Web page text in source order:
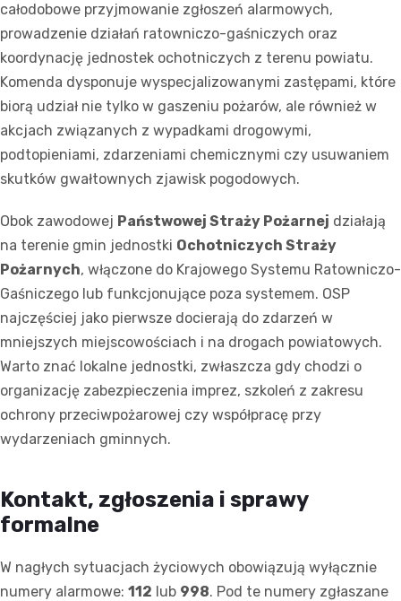
całodobowe przyjmowanie zgłoszeń alarmowych,
prowadzenie działań ratowniczo-gaśniczych oraz
koordynację jednostek ochotniczych z terenu powiatu.
Komenda dysponuje wyspecjalizowanymi zastępami, które
biorą udział nie tylko w gaszeniu pożarów, ale również w
akcjach związanych z wypadkami drogowymi,
podtopieniami, zdarzeniami chemicznymi czy usuwaniem
skutków gwałtownych zjawisk pogodowych.
Obok zawodowej Państwowej Straży Pożarnej działają
na terenie gmin jednostki Ochotniczych Straży
Pożarnych, włączone do Krajowego Systemu Ratowniczo-
Gaśniczego lub funkcjonujące poza systemem. OSP
najczęściej jako pierwsze docierają do zdarzeń w
mniejszych miejscowościach i na drogach powiatowych.
Warto znać lokalne jednostki, zwłaszcza gdy chodzi o
organizację zabezpieczenia imprez, szkoleń z zakresu
ochrony przeciwpożarowej czy współpracę przy
wydarzeniach gminnych.
Kontakt, zgłoszenia i sprawy
formalne
W nagłych sytuacjach życiowych obowiązują wyłącznie
numery alarmowe: 112 lub 998. Pod te numery zgłaszane